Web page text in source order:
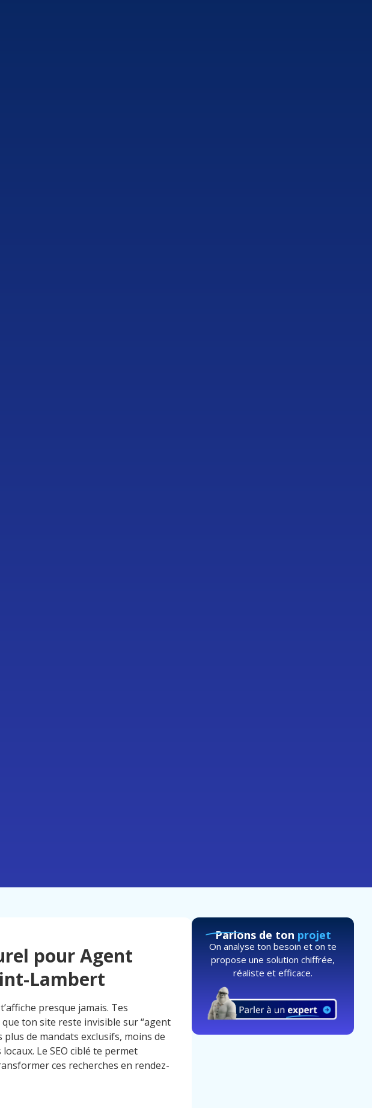
pour Agent
Lambert
presque jamais. Tes
ton site reste invisible sur “agent
de mandats exclusifs, moins de
Le SEO ciblé te permet
ces recherches en rendez-
Parlons de ton projet
On analyse ton besoin et on te
propose une solution chiffrée,
réaliste et efficace.